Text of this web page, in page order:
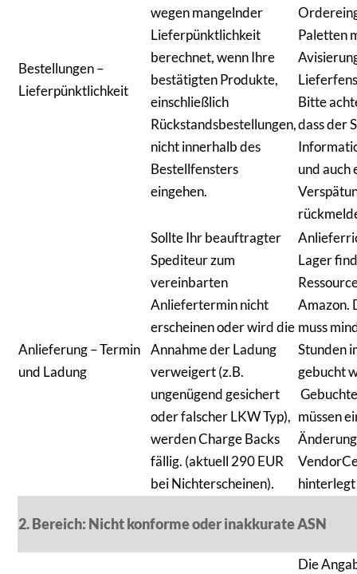
Bestellungen –
Lieferpünktlichkeit
wegen mangelnder
Lieferpünktlichkeit
berechnet, wenn Ihre
bestätigten Produkte,
einschließlich
Rückstandsbestellungen,
nicht innerhalb des
Bestellfensters
eingehen.
Paletten
Bitte
dass der
und auch
Anlieferung – Termin
und Ladung
Sollte Ihr beauftragter
Spediteur zum
vereinbarten
Anliefertermin nicht
erscheinen oder wird die
Annahme der Ladung
verweigert (z.B.
ungenügend gesichert
oder falscher LKW Typ),
werden Charge Backs
fällig. (aktuell 290 EUR
bei Nichterscheinen).
Lager
Amazon.
muss
Stunden
gebucht
müssen
2. Bereich: Nicht konforme oder inakkurate ASN
Die